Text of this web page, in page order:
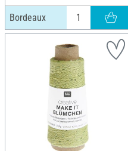
Bordeaux